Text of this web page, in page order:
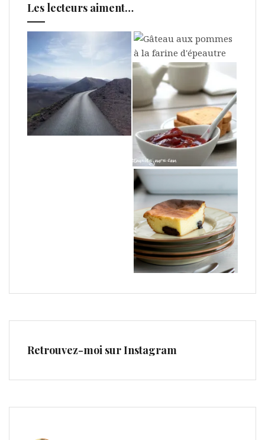
Les lecteurs aiment…
Retrouvez-moi sur Instagram